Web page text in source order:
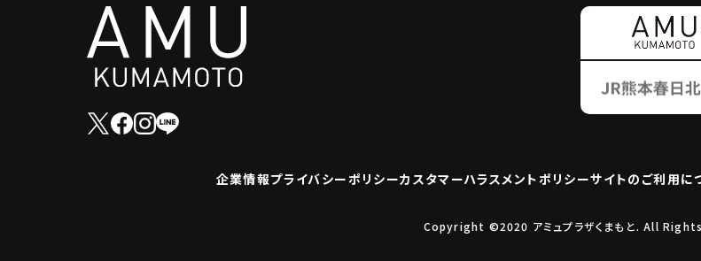
企業情報プライバシーポリシーカスタマーハラスメントポリシーサイトのご利用に
Copyright ©2020 アミュプラザくまもと. All